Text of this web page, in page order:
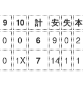
9 10 計 安 失 本
0 0 6 9 0
2
0 1X 7 14 1
1